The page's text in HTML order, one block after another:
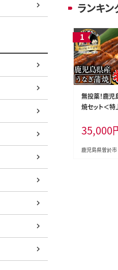
ランキン
無投薬！鹿児
焼セット＜
椒付鰻うなぎ
鰻】C7-v02
35,000
鹿児島県曽於市